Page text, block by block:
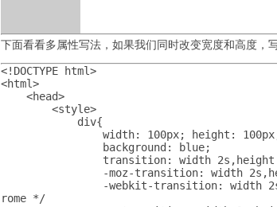
下面看看多属性写法，如果我们同时改变宽度和高度，
<!DOCTYPE html>
<html>
<head>
<style>
div{
width: 100px; height:
background: blue;
transition: width 2s,height
-moz-transition: width
-webkit-transition: width
rome */